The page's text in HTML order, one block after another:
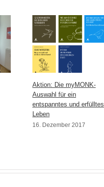
Aktion: Die myMONK-
Auswahl für ein
entspanntes und erfülltes
Leben
16. Dezember 2017